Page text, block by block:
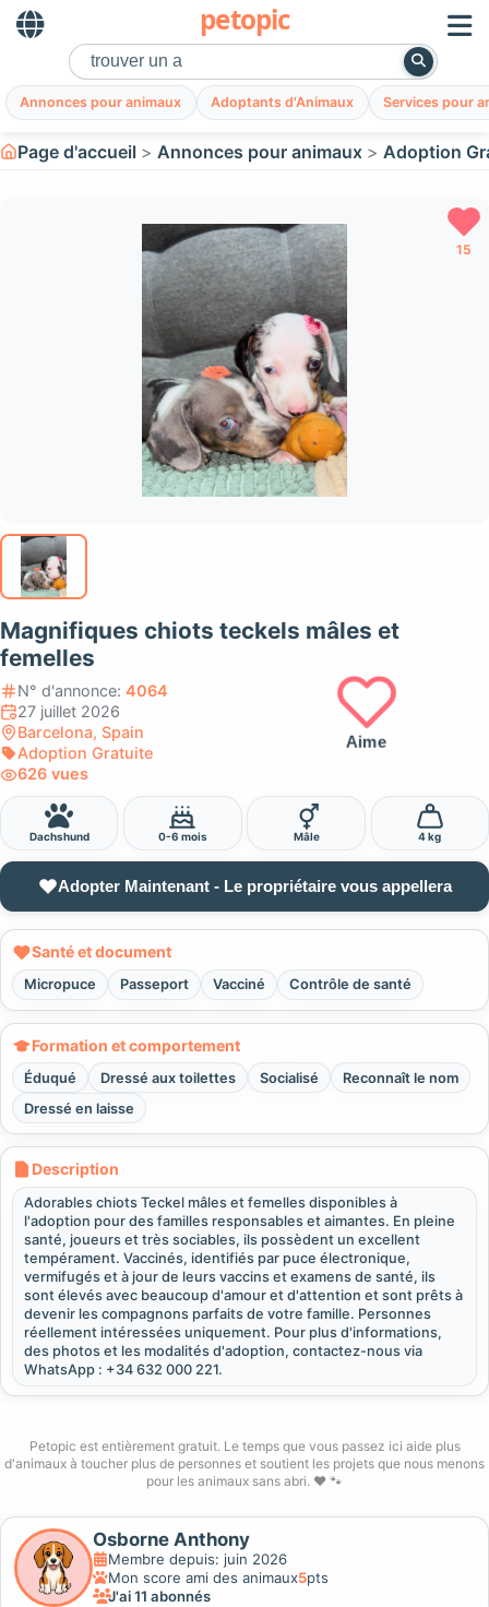
petopic
Annonces pour animaux Adoptants d'Animaux Services pour
Page d'accueil Annonces pour animaux Adoption
15
Magnifiques chiots teckels mâles et
femelles
N° d'annonce: 4064
27 juillet 2026
Barcelona, Spain
Adoption Gratuite
626 vues
Aime
Dachshund 0-6 mois Mâle 4 kg
Adopter Maintenant - Le propriétaire vous appellera
Santé et document
Micropuce Passeport Vacciné Contrôle de santé
Formation et comportement
Éduqué Dressé aux toilettes Socialisé
Reconnaît le nom
Dressé en laisse
Description
Adorables chiots Teckel mâles et femelles disponibles à
l'adoption pour des familles responsables et aimantes. En pleine
santé, joueurs et très sociables, ils possèdent un excellent
tempérament. Vaccinés, identifiés par puce électronique,
vermifugés et à jour de leurs vaccins et examens de santé, ils
sont élevés avec beaucoup d'amour et d'attention et sont prêts à
devenir les compagnons parfaits de votre famille. Personnes
réellement intéressées uniquement. Pour plus d'informations,
des photos et les modalités d'adoption, contactez-nous via
WhatsApp : +34 632 000 221.
Osborne Anthony
Membre depuis: juin 2026
Mon score ami des animaux5pts
J'ai 11 abonnés
Petopic est entièrement gratuit. Le temps que vous passez ici aide plus
d'animaux à toucher plus de personnes et soutient les projets que nous menons
pour les animaux sans abri. ❤️ 🐾